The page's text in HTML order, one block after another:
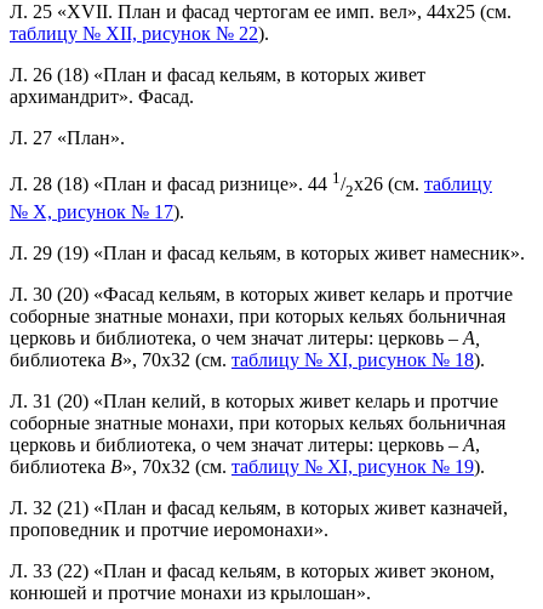
Л. 25 «XVII. План и фасад чертогам ее имп. вел», 44x25 (см.
таблицу № XII, рисунок № 22).
Л. 26 (18) «План и фасад кельям, в которых живет
архимандрит». Фасад.
Л. 27 «План».
Л. 28 (18) «План и фасад ризнице». 44 1/2x26 (см. таблицу
№ X, рисунок № 17).
Л. 29 (19) «План и фасад кельям, в которых живет намесник».
Л. 30 (20) «Фасад кельям, в которых живет келарь и протчие
соборные знатные монахи, при которых кельях больничная
церковь и библиотека, о чем значат литеры: церковь – А,
библиотека В», 70x32 (см. таблицу № XI, рисунок № 18).
Л. 31 (20) «План келий, в которых живет келарь и протчие
соборные знатные монахи, при которых кельях больничная
церковь и библиотека, о чем значат литеры: церковь – А,
библиотека В», 70x32 (см. таблицу № XI, рисунок № 19).
Л. 32 (21) «План и фасад кельям, в которых живет казначей,
проповедник и протчие иеромонахи».
Л. 33 (22) «План и фасад кельям, в которых живет эконом,
конюшей и протчие монахи из крылошан».